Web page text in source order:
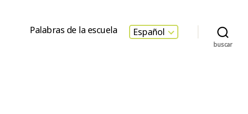
Palabras de la escuela Español
buscar